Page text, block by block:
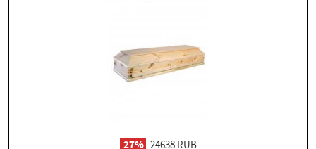
-27%24638 RUB